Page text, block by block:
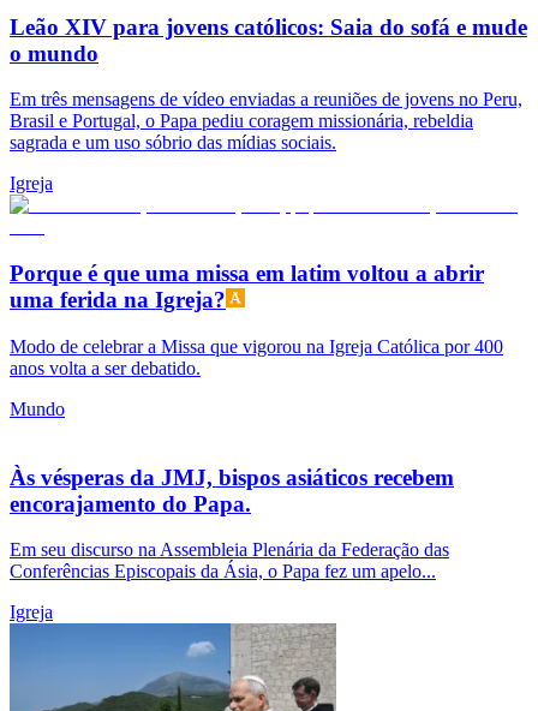
Leão XIV para jovens católicos: Saia do sofá e mude
o mundo
Em três mensagens de vídeo enviadas a reuniões de jovens no Peru,
Brasil e Portugal, o Papa pediu coragem missionária, rebeldia
sagrada e um uso sóbrio das mídias sociais.
Igreja
Porque é que uma missa em latim voltou a abrir
uma ferida na Igreja?
Modo de celebrar a Missa que vigorou na Igreja Católica por 400
anos volta a ser debatido.
Mundo
Às vésperas da JMJ, bispos asiáticos recebem
encorajamento do Papa.
Em seu discurso na Assembleia Plenária da Federação das
Conferências Episcopais da Ásia, o Papa fez um apelo...
Igreja